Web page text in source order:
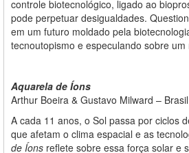
controle biotecnológico, ligado ao
pode perpetuar desigualdades.
em um futuro moldado pela
tecnoutopismo e especulando sobre
Aquarela de Íons
Arthur Boeira & Gustavo Milward – Brasil
A cada 11 anos, o Sol passa por ciclos
que afetam o clima espacial e as
de Íons reflete sobre essa força solar e